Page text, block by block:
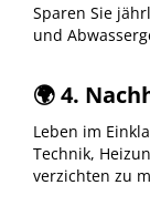
Sparen Sie
und
🌍4.
Leben im
Technik,
verzichten zu